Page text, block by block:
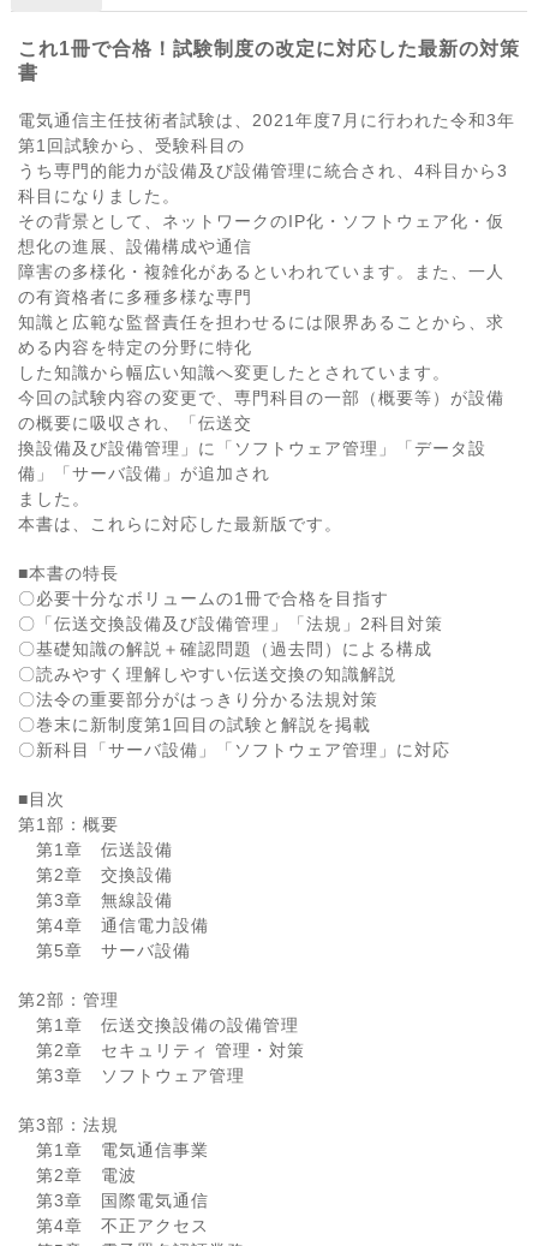
これ1冊で合格！試験制度の改定に対応した最新の対策
書
電気通信主任技術者試験は、2021年度7月に行われた令和3年
第1回試験から、受験科目の
うち専門的能力が設備及び設備管理に統合され、4科目から3
科目になりました。
その背景として、ネットワークのIP化・ソフトウェア化・仮
想化の進展、設備構成や通信
障害の多様化・複雑化があるといわれています。また、一人
の有資格者に多種多様な専門
知識と広範な監督責任を担わせるには限界あることから、求
める内容を特定の分野に特化
した知識から幅広い知識へ変更したとされています。
今回の試験内容の変更で、専門科目の一部（概要等）が設備
の概要に吸収され、「伝送交
換設備及び設備管理」に「ソフトウェア管理」「データ設
備」「サーバ設備」が追加され
ました。
本書は、これらに対応した最新版です。
■本書の特長
〇必要十分なボリュームの1冊で合格を目指す
〇「伝送交換設備及び設備管理」「法規」2科目対策
〇基礎知識の解説＋確認問題（過去問）による構成
〇読みやすく理解しやすい伝送交換の知識解説
〇法令の重要部分がはっきり分かる法規対策
〇巻末に新制度第1回目の試験と解説を掲載
〇新科目「サーバ設備」「ソフトウェア管理」に対応
■目次
第1部：概要
第1章 伝送設備
第2章 交換設備
第3章 無線設備
第4章 通信電力設備
第5章 サーバ設備
第2部：管理
第1章 伝送交換設備の設備管理
第2章 セキュリティ 管理・対策
第3章 ソフトウェア管理
第3部：法規
第1章 電気通信事業
第2章 電波
第3章 国際電気通信
第4章 不正アクセス